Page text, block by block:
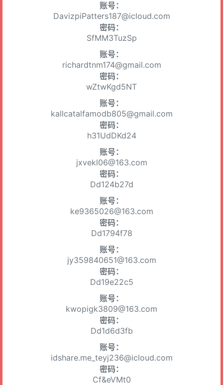
账号：
DavizpiPatters187@icloud.com
密码：
SfMM3TuzSp
账号：
richardtnm174@gmail.com
密码：
wZtwKgd5NT
账号：
kallcatalfamodb805@gmail.com
密码：
h31UdDKd24
账号：
jxvekl06@163.com
密码：
Dd124b27d
账号：
ke9365026@163.com
密码：
Dd1794f78
账号：
jy359840651@163.com
密码：
Dd19e22c5
账号：
kwopigk3809@163.com
密码：
Dd1d6d3fb
账号：
idshare.me_teyj236@icloud.com
密码：
Cf&eVMt0